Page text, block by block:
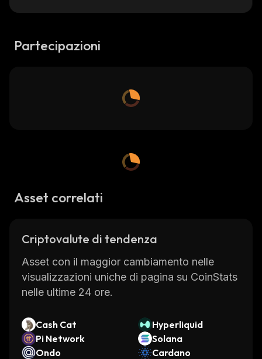
Partecipazioni
Asset correlati
Criptovalute di tendenza
Asset con il maggior cambiamento nelle
visualizzazioni uniche di pagina su CoinStats
nelle ultime 24 ore.
Cash Cat
Hyperliquid
Pi Network
Solana
Ondo
Cardano